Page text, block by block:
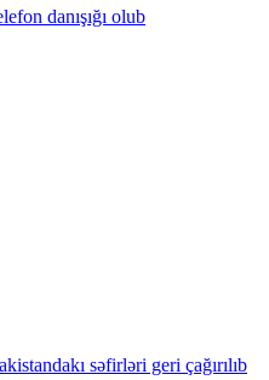
danışığı olub
səfirləri geri çağırılıb